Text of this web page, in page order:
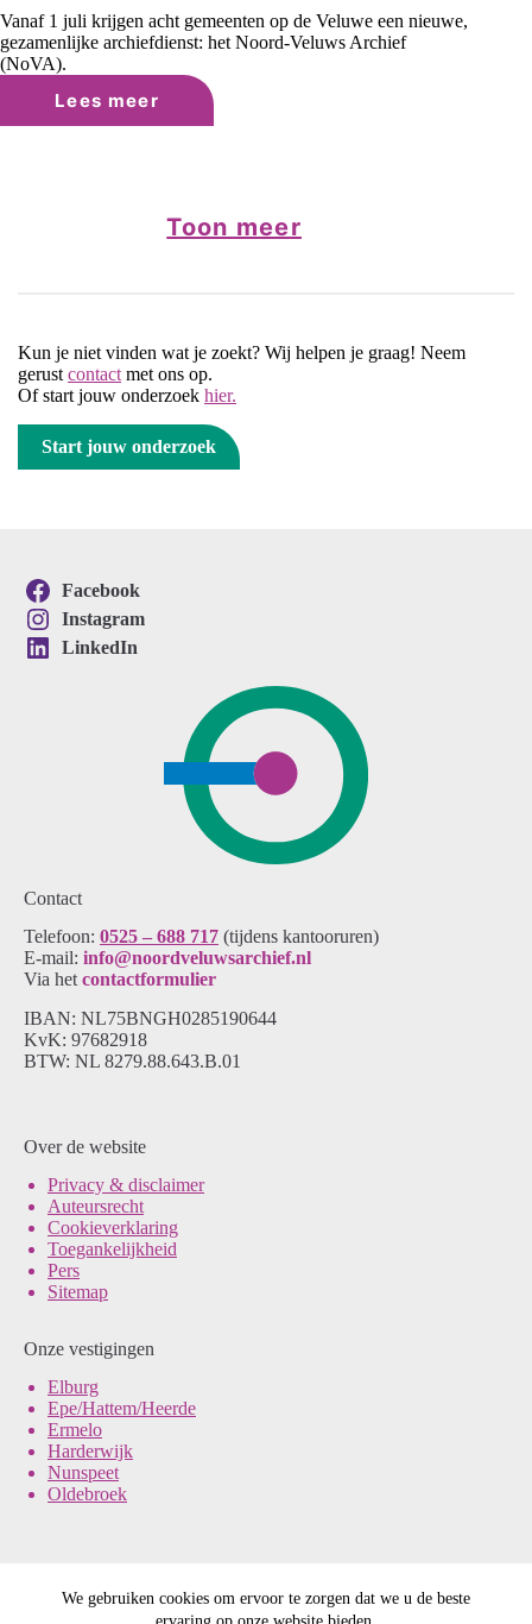
We gebruiken cookies om ervoor te zorgen dat we u de beste
Vanaf 1 juli krijgen acht gemeenten op de Veluwe een nieuwe,
gezamenlijke archiefdienst: het Noord-Veluws Archief
(NoVA).
Lees meer
Een
nieuwe
archievenToon meer
Kun je niet vinden wat je zoekt? Wij helpen je graag! Neem
gerust contact met ons op.
Of start jouw onderzoek hier.
Start jouw onderzoek
Contact
Telefoon: 0525 – 688 717 (tijdens kantooruren)
E-mail: info@noordveluwsarchief.nl
Via het contactformulier
IBAN: NL75BNGH0285190644
KvK: 97682918
BTW: NL 8279.88.643.B.01
Onze vestigingen
Elburg
Epe/Hattem/Heerde
Ermelo
Harderwijk
Nunspeet
Oldebroek
Over de website
Privacy & disclaimer
Auteursrecht
Cookieverklaring
Toegankelijkheid
Pers
Sitemap
Facebook
Instagram
LinkedIn
© Noord-Veluws Archief